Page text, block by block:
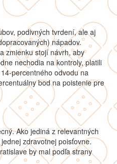
podivných tvrdení, ale aj
nápadov.
zmienku stojí návrh, aby
nechodia na kontroly, platili
percentného odvodu na
bod na poistenie pre
Ako jediná z relevantných
zdravotnej poisťovne.
by mal podľa strany